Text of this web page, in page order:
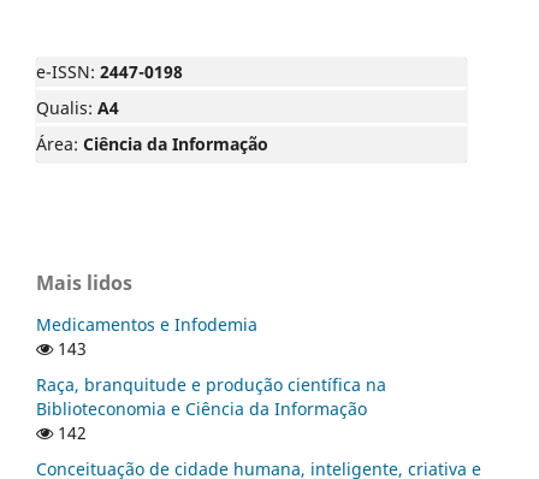
e-ISSN: 2447-0198
Qualis: A4
Área: Ciência da Informação
Mais lidos
Medicamentos e Infodemia
143
Raça, branquitude e produção científica na
Biblioteconomia e Ciência da Informação
142
Conceituação de cidade humana, inteligente, criativa e